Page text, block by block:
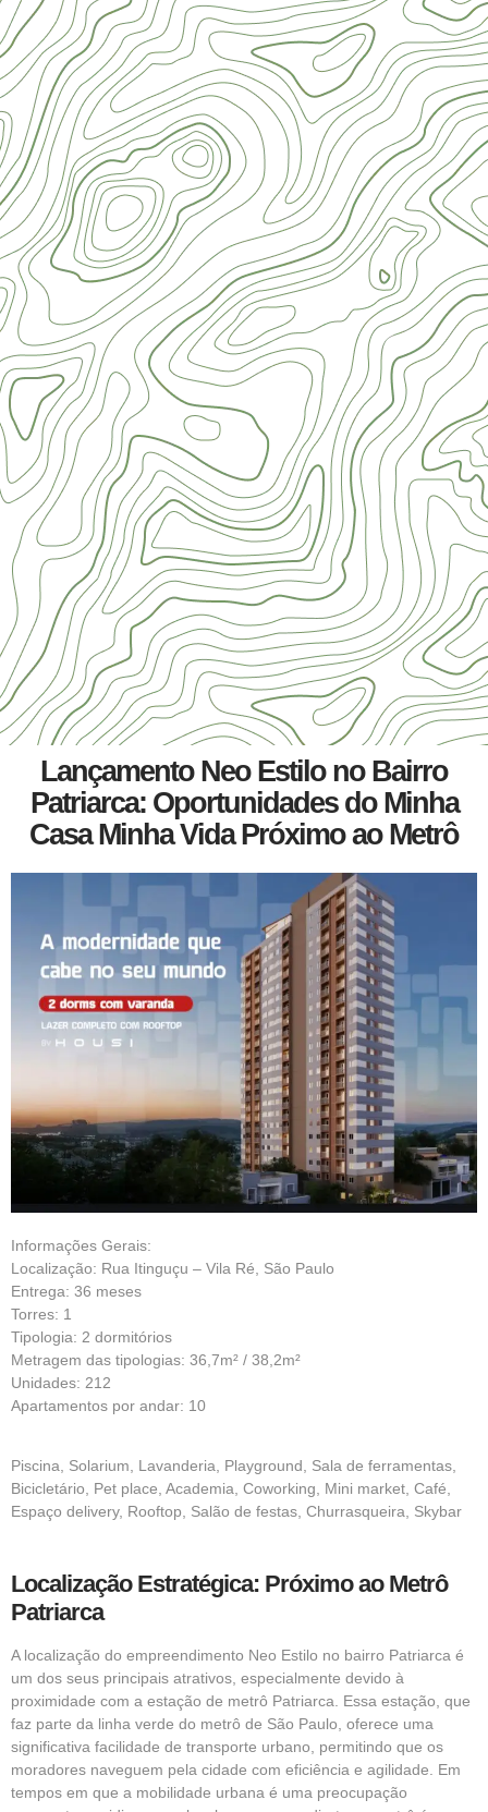
Lançamento Neo Estilo no Bairro
Patriarca: Oportunidades do Minha
Casa Minha Vida Próximo ao Metrô
Informações Gerais:
Localização: Rua Itinguçu – Vila Ré, São Paulo
Entrega: 36 meses
Torres: 1
Tipologia: 2 dormitórios
Metragem das tipologias: 36,7m² / 38,2m²
Unidades: 212
Apartamentos por andar: 10
Piscina, Solarium, Lavanderia, Playground, Sala de ferramentas,
Bicicletário, Pet place, Academia, Coworking, Mini market, Café,
Espaço delivery, Rooftop, Salão de festas, Churrasqueira, Skybar
Localização Estratégica: Próximo ao Metrô
Patriarca
A localização do empreendimento Neo Estilo no bairro Patriarca é
um dos seus principais atrativos, especialmente devido à
proximidade com a estação de metrô Patriarca. Essa estação, que
faz parte da linha verde do metrô de São Paulo, oferece uma
significativa facilidade de transporte urbano, permitindo que os
moradores naveguem pela cidade com eficiência e agilidade. Em
tempos em que a mobilidade urbana é uma preocupação